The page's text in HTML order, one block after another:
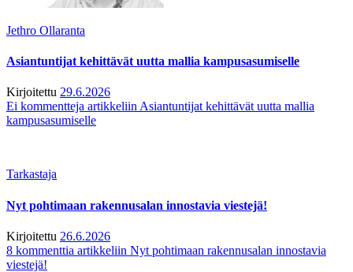
Jethro Ollaranta
Asiantuntijat kehittävät uutta mallia kampusasumiselle
Kirjoitettu 29.6.2026
Ei kommentteja artikkeliin Asiantuntijat kehittävät uutta mallia
kampusasumiselle
Tarkastaja
Nyt pohtimaan rakennusalan innostavia viestejä!
Kirjoitettu 26.6.2026
8 kommenttia artikkeliin Nyt pohtimaan rakennusalan innostavia
viestejä!